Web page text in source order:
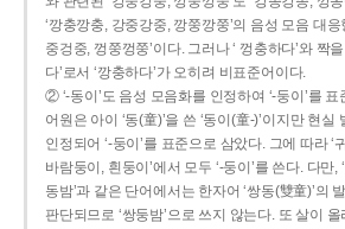
‘깡충깡충, 강중강중, 깡쭝깡쭝’의 음성 모음 대
중겅중, 껑쭝껑쭝’이다. 그러나 ‘ 껑충하다’와 짝
다’로서 ‘깡충하다’가 오히려 비표준어이다.
② ‘-동이’도 음성 모음화를 인정하여 ‘-둥이’를 표
어원은 아이 ‘동(童)’을 쓴 ‘동이(童-)’이지만 현
인정되어 ‘-둥이’를 표준으로 삼았다. 그에 따라 ‘
바람둥이, 흰둥이’에서 모두 ‘-둥이’를 쓴다. 다만,
동밤’과 같은 단어에서는 한자어 ‘쌍동(雙童)’의
판단되므로 ‘쌍둥밤’으로 쓰지 않는다. 또 살이